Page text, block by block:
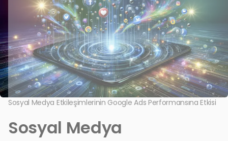
Sosyal Medya Etkileşimlerinin Google Ads Performansına Etkisi
Sosyal Medya